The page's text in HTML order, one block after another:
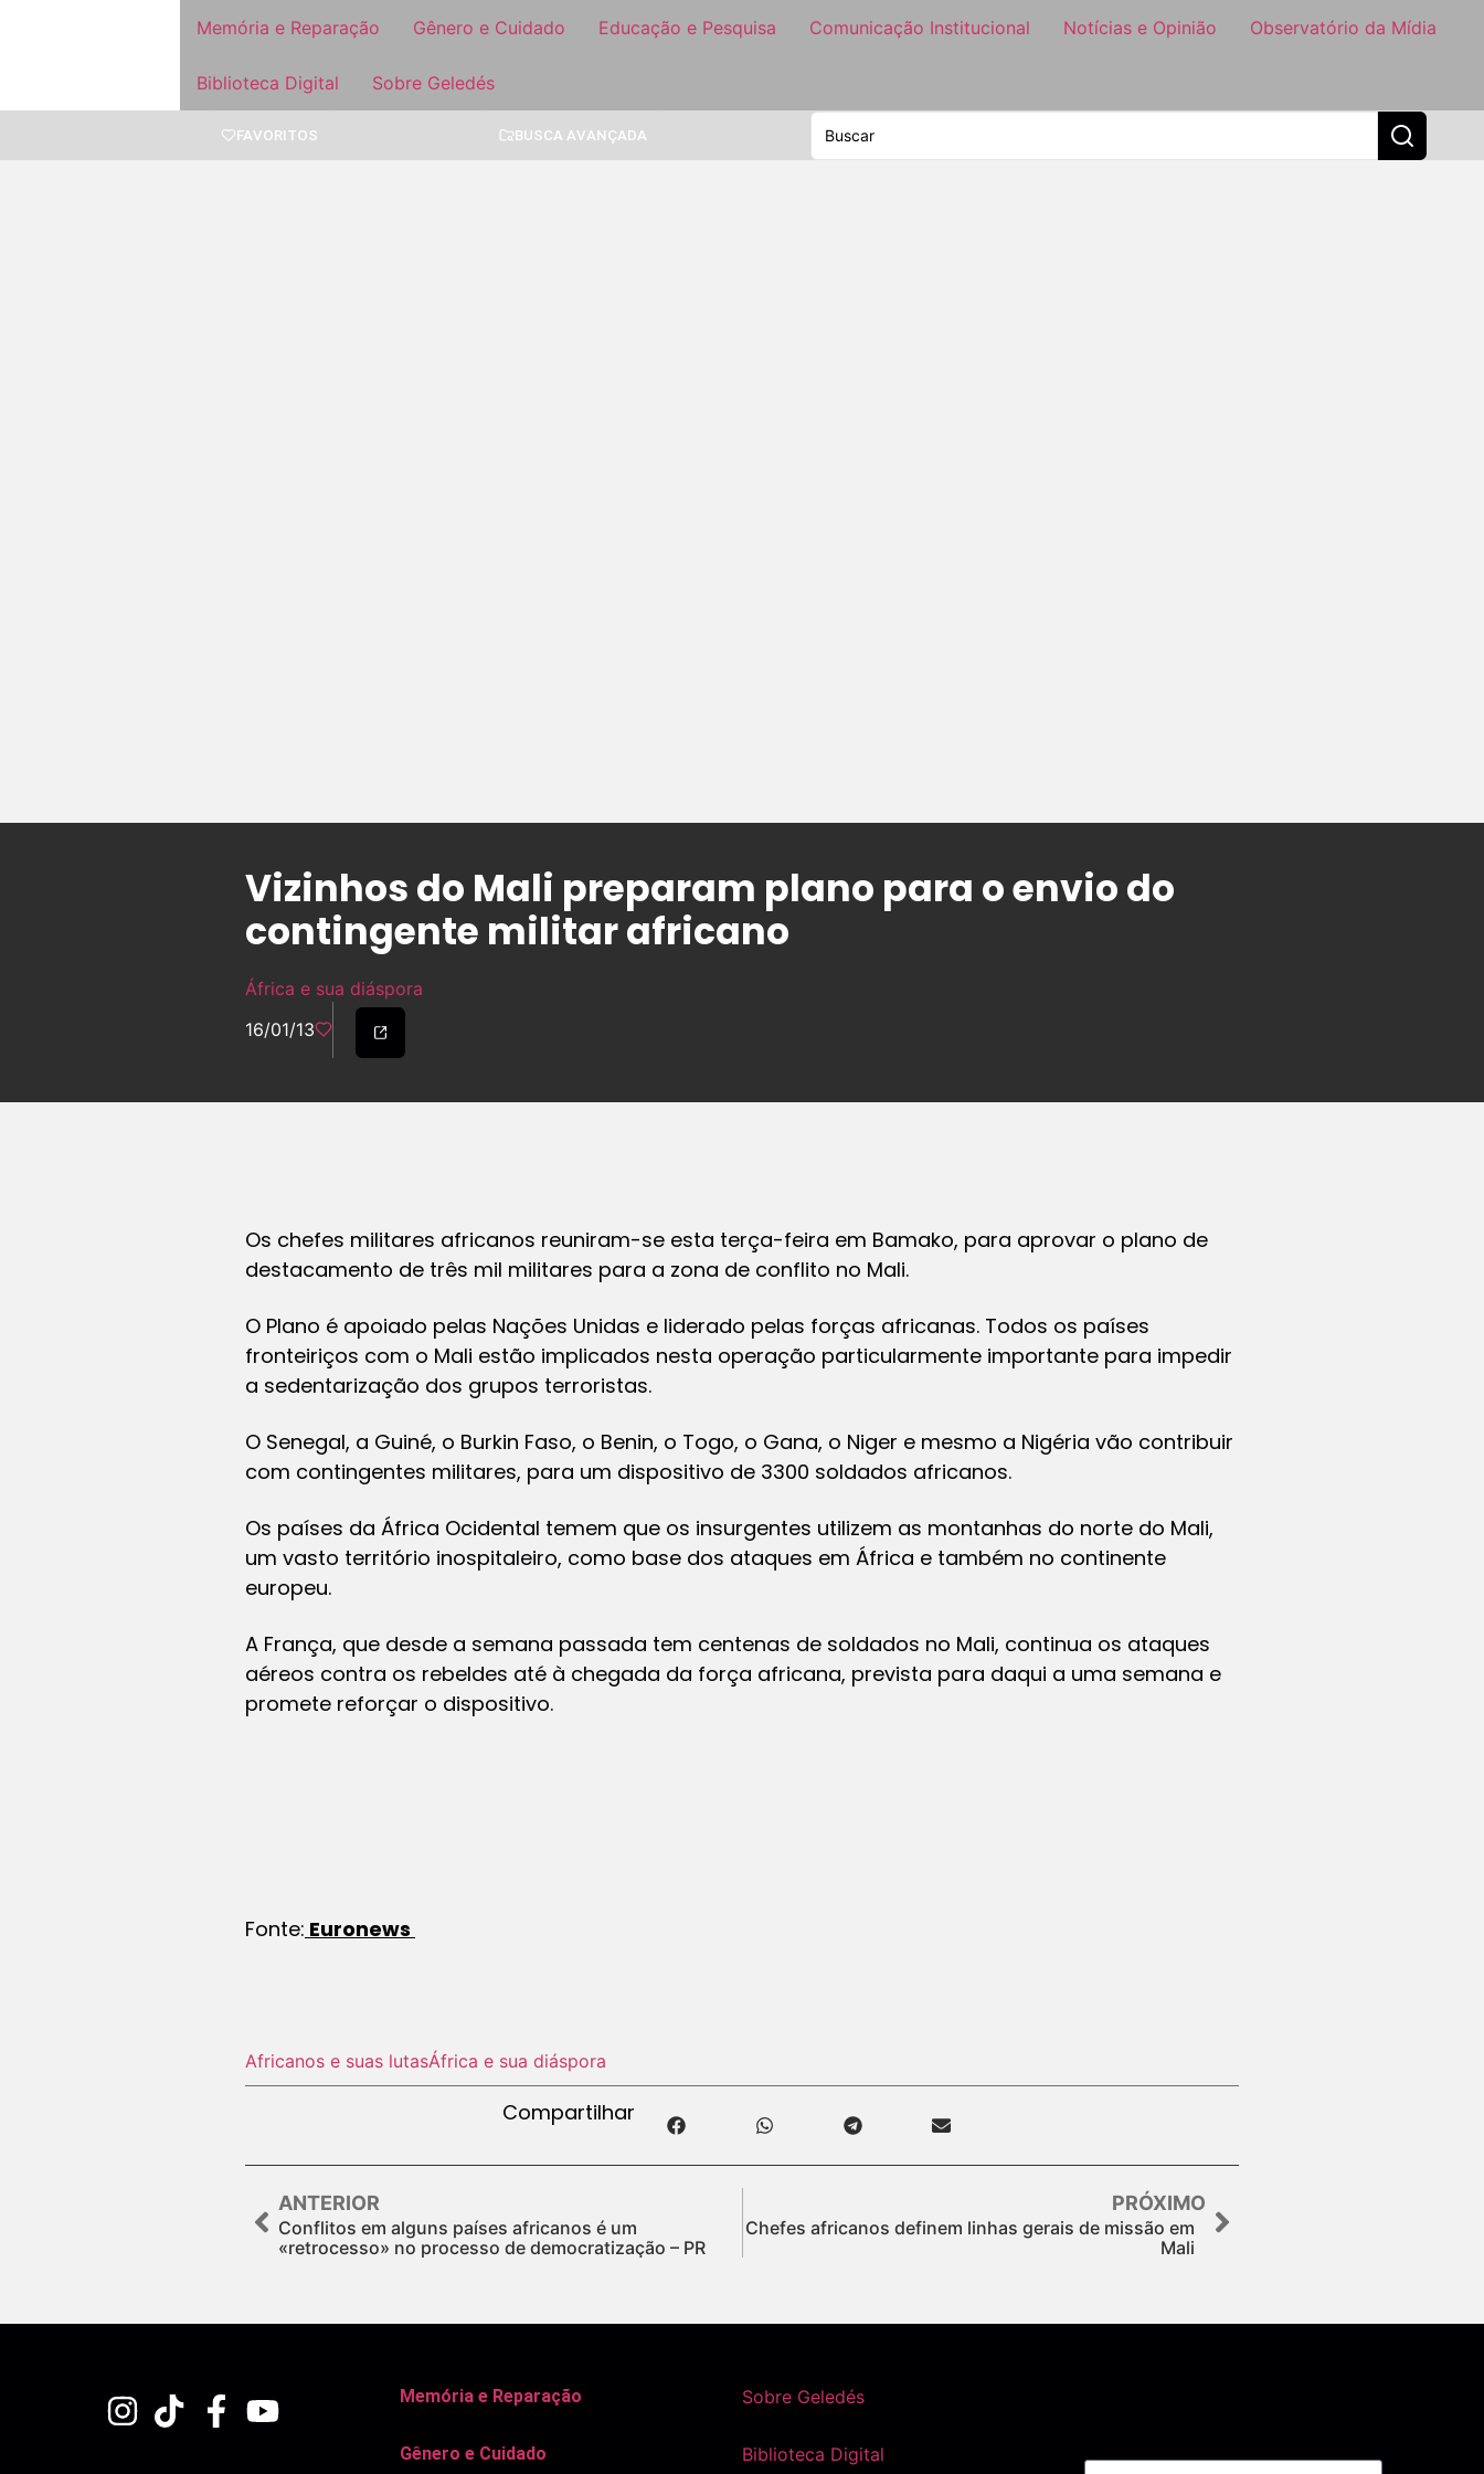
Memória e Reparação Gênero e Cuidado Educação e Pesquisa Comunicação Institucional Notícias e Opinião Observatório da Mídia
Biblioteca Digital Sobre Geledés
FAVORITOS BUSCA AVANÇADA
Vizinhos do Mali preparam plano para o envio do
contingente militar africano
África e sua diáspora
16/01/13
Os chefes militares africanos reuniram-se esta terça-feira em Bamako, para aprovar o plano de
destacamento de três mil militares para a zona de conflito no Mali.
O Plano é apoiado pelas Nações Unidas e liderado pelas forças africanas. Todos os países
fronteiriços com o Mali estão implicados nesta operação particularmente importante para impedir
a sedentarização dos grupos terroristas.
O Senegal, a Guiné, o Burkin Faso, o Benin, o Togo, o Gana, o Niger e mesmo a Nigéria vão contribuir
com contingentes militares, para um dispositivo de 3300 soldados africanos.
Os países da África Ocidental temem que os insurgentes utilizem as montanhas do norte do Mali,
um vasto território inospitaleiro, como base dos ataques em África e também no continente
europeu.
A França, que desde a semana passada tem centenas de soldados no Mali, continua os ataques
aéreos contra os rebeldes até à chegada da força africana, prevista para daqui a uma semana e
promete reforçar o dispositivo.
Fonte: Euronews
Africanos e suas lutasÁfrica e sua diáspora
Compartilhar
ANTERIOR
Conflitos em alguns países africanos é um
«retrocesso» no processo de democratização – PR
PRÓXIMO
Chefes africanos definem linhas gerais de missão em
Mali
Memória e Reparação
Gênero e Cuidado
Sobre Geledés
Biblioteca Digital